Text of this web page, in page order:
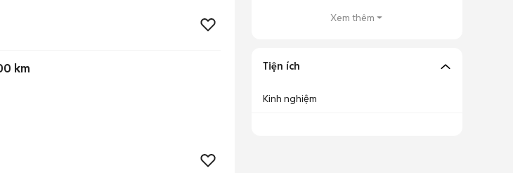
km
Xem thêm
Tiện ích
Kinh nghiệm